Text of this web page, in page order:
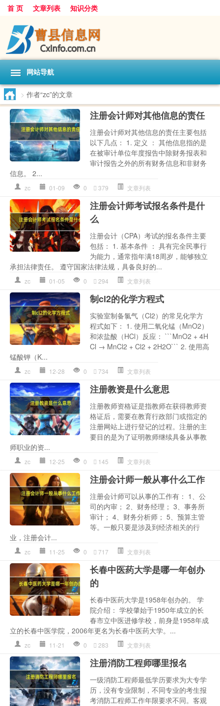
首 页 文章列表 知识分类
网站导航
> 作者“zc”的文章
注册会计师对其他信息的责任
注册会计师对其他信息的责任主要包括
以下几点： 1. 定义 ： 其他信息指的是
在被审计单位年度报告中除财务报表和
审计报告之外的所有财务信息和非财务
信息。 2...
zc 01-09 0 379 文章列表
注册会计师考试报名条件是什
么
注册会计（CPA）考试的报名条件主要
包括： 1. 基本条件 ： 具有完全民事行
为能力，通常指年满18周岁，能够独立
承担法律责任。 遵守国家法律法规，具备良好的...
zc 01-05 0 294 文章列表
制cl2的化学方程式
实验室制备氯气（Cl2）的常见化学方
程式如下： 1. 使用二氧化锰（MnO2）
和浓盐酸（HCl）反应： ```MnO2 + 4H
Cl → MnCl2 + Cl2 + 2H2O``` 2. 使用高
锰酸钾（K...
zc 12-28 0 734 文章列表
注册教资是什么意思
注册教师资格证是指教师在获得教师资
格证后，需要在教育行政部门或指定的
注册网站上进行登记的过程。注册的主
要目的是为了证明教师继续具备从事教
师职业的资...
zc 12-25 0 145 文章列表
注册会计师一般从事什么工作
注册会计师可以从事的工作有： 1、公
司的内审； 2、财务经理； 3、事务所
审计； 4、财务分析师； 5、预算主管
等。一般只要是涉及到经济相关的行
业，注册会计...
zc 11-25 0 717 文章列表
长春中医药大学是哪一年创办
的
长春中医药大学是1958年创办的。 学
院介绍： 学校肇始于1950年成立的长
春市立中医进修学校，前身是1958年成
立的长春中医学院，2006年更名为长春中医药大学。...
zc 11-21 0 283 文章列表
注册消防工程师哪里报名
一级消防工程师最低学历要求为大专学
历，没有专业限制，不同专业的考生报
考消防工程师工作年限要求不同。客观